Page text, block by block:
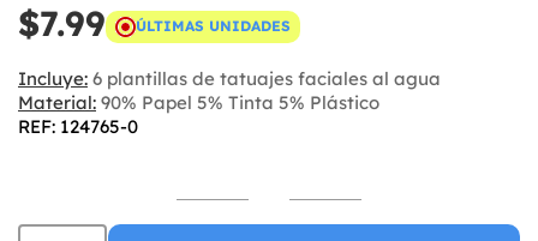
$7.99 ÚLTIMAS UNIDADES
Incluye: 6 plantillas de tatuajes faciales al agua
Material: 90% Papel 5% Tinta 5% Plástico
REF: 124765-0